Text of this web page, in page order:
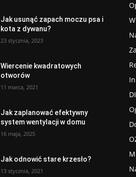
Jak usunąć zapach moczu psa i
kota z dywanu?
23 stycznia, 2023
Wiercenie kwadratowych
otworów
11 marca, 2021
Jak zaplanować efektywny
system wentylacji w domu
16 maja, 2025
Jak odnowić stare krzesło?
13 stycznia, 2021